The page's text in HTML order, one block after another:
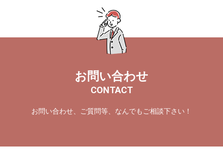
お問い合わせ
CONTACT
お問い合わせ、ご質問等、なんでもご相談下さい！